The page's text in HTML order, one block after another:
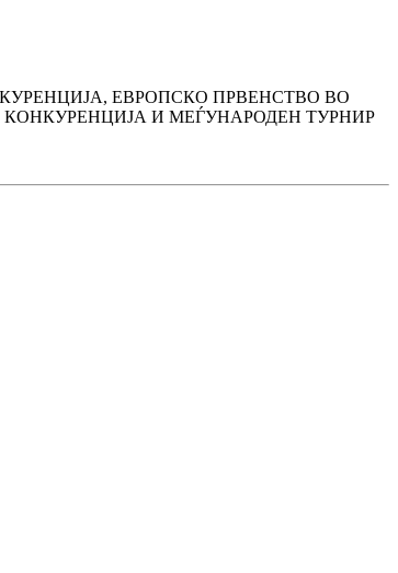
ЕВРОПСКО ПРВЕНСТВО ВО
И МЕЃУНАРОДЕН ТУРНИР